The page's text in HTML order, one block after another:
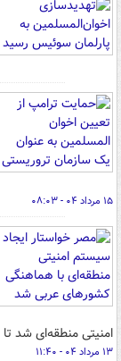
۱۵ مرداد ۰۴ - ۰۸:۰۳
امنیتی منطقه‌ای شد
۱۳ مرداد ۰۴ - ۱۱:۴۰